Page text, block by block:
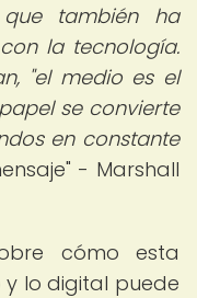
también ha
la tecnología.
"el medio es el
se convierte
en constante
- Marshall
cómo esta
lo digital puede